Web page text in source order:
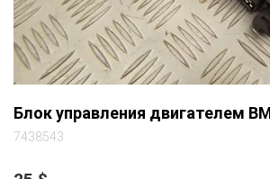
Блок управления двигателем
7438543